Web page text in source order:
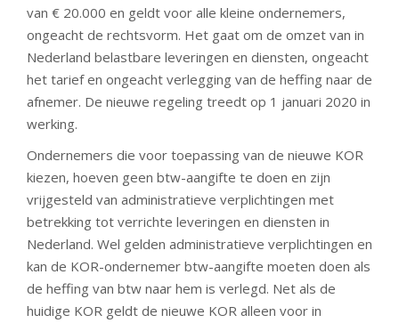
van € 20.000 en geldt voor alle kleine ondernemers,
ongeacht de rechtsvorm. Het gaat om de omzet van in
Nederland belastbare leveringen en diensten, ongeacht
het tarief en ongeacht verlegging van de heffing naar de
afnemer. De nieuwe regeling treedt op 1 januari 2020 in
werking.
Ondernemers die voor toepassing van de nieuwe KOR
kiezen, hoeven geen btw-aangifte te doen en zijn
vrijgesteld van administratieve verplichtingen met
betrekking tot verrichte leveringen en diensten in
Nederland. Wel gelden administratieve verplichtingen en
kan de KOR-ondernemer btw-aangifte moeten doen als
de heffing van btw naar hem is verlegd. Net als de
huidige KOR geldt de nieuwe KOR alleen voor in